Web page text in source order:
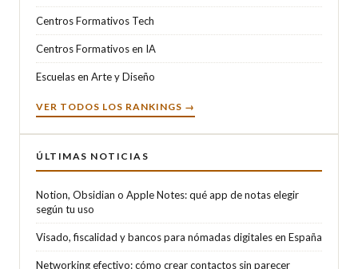
Centros Formativos Tech
Centros Formativos en IA
Escuelas en Arte y Diseño
VER TODOS LOS RANKINGS →
ÚLTIMAS NOTICIAS
Notion, Obsidian o Apple Notes: qué app de notas elegir
según tu uso
Visado, fiscalidad y bancos para nómadas digitales en España
Networking efectivo: cómo crear contactos sin parecer